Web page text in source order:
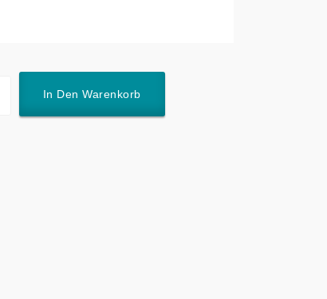
In Den Warenkorb